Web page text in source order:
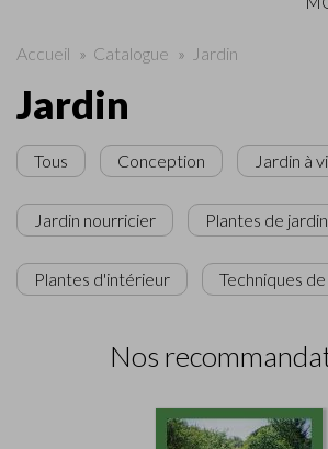
Accueil » Catalogue » Jardin
Jardin
Tous Conception Jardin à
Jardin nourricier Plantes de jardin
Plantes d'intérieur Techniques
Nos